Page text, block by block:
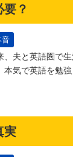
？
音
夫と英語圏で生
本気で英語を勉
実